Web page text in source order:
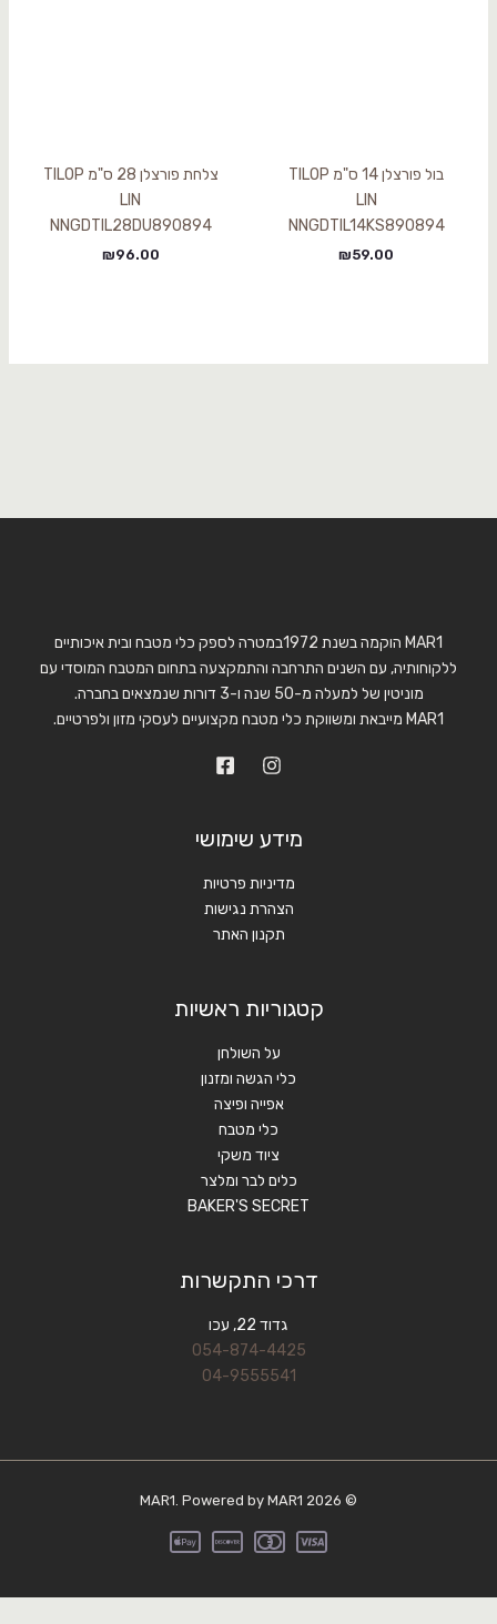
בול פורצלן 14 ס"מ TILOP
LIN
NNGDTIL14KS890894
₪59.00
צלחת פורצלן 28 ס"מ TILOP
LIN
NNGDTIL28DU890894
₪96.00
MAR1 הוקמה בשנת 1972במטרה לספק כלי מטבח ובית איכותיים
ללקוחותיה, עם השנים התרחבה והתמקצעה בתחום המטבח המוסדי עם
מוניטין של למעלה מ-50 שנה ו-3 דורות שנמצאים בחברה.
MAR1 מייבאת ומשווקת כלי מטבח מקצועיים לעסקי מזון ולפרטיים.
מידע שימושי
מדיניות פרטיות
הצהרת נגישות
תקנון האתר
קטגוריות ראשיות
על השולחן
כלי הגשה ומזנון
אפייה ופיצה
כלי מטבח
ציוד משקי
כלים לבר ומלצר
BAKER'S SECRET
דרכי התקשרות
גדוד 22, עכו
054-874-4425
04-9555541
© 2026 MAR1. Powered by MAR1